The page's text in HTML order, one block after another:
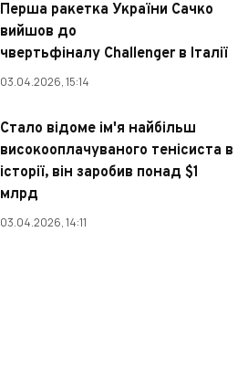
Перша ракетка України Сачко
вийшов до
чвертьфіналу Challenger в Італії
03.04.2026, 15:14
Стало відоме ім'я найбільш
високооплачуваного тенісиста в
історії, він заробив понад $1
млрд
03.04.2026, 14:11